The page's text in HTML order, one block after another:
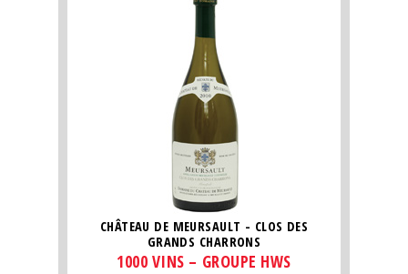
CHÂTEAU DE MEURSAULT - CLOS DES
GRANDS CHARRONS
1000 VINS – GROUPE HWS